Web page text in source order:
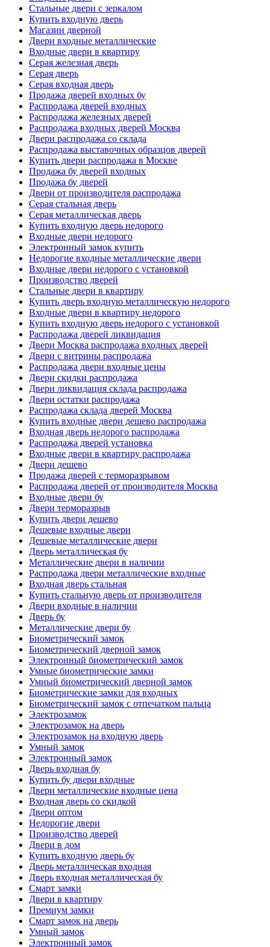
Стальные двери с зеркалом
Купить входную дверь
Магазин дверной
Двери входные металлические
Входные двери в квартиру
Серая железная дверь
Серая дверь
Серая входная дверь
Продажа дверей входных бу
Распродажа дверей входных
Распродажа железных дверей
Распродажа входных дверей Москва
Двери распродажа со склада
Распродажа выставочных образцов дверей
Купить двери распродажа в Москве
Продажа бу дверей входных
Продажа бу дверей
Двери от производителя распродажа
Серая стальная дверь
Серая металлическая дверь
Купить входную дверь недорого
Входные двери недорого
Электронный замок купить
Недорогие входные металлические двери
Входные двери недорого с установкой
Производство дверей
Стальные двери в квартиру
Купить дверь входную металлическую недорого
Входные двери в квартиру недорого
Купить входную дверь недорого с установкой
Распродажа дверей ликвидация
Двери Москва распродажа входных дверей
Двери с витрины распродажа
Распродажа двери входные цены
Двери скидки распродажа
Двери ликвидация склада распродажа
Двери остатки распродажа
Распродажа склада дверей Москва
Купить входные двери дешево распродажа
Входная дверь недорого распродажа
Распродажа дверей установка
Входные двери в квартиру распродажа
Двери дешево
Продажа дверей с терморазрывом
Распродажа дверей от производителя Москва
Входные двери бу
Двери терморазрыв
Купить двери дешево
Дешевые входные двери
Дешевые металлические двери
Дверь металлическая бу
Металлические двери в наличии
Распродажа двери металлические входные
Входная дверь стальная
Купить стальную дверь от производителя
Двери входные в наличии
Дверь бу
Металлические двери бу
Биометрический замок
Биометрический дверной замок
Электронный биометрический замок
Умные биометрические замки
Умный биометрический дверной замок
Биометрические замки для входных
Биометрический замок с отпечатком пальца
Электрозамок
Электрозамок на дверь
Электрозамок на входную дверь
Умный замок
Электронный замок
Дверь входная бу
Купить бу двери входные
Двери металлические входные цена
Входная дверь со скидкой
Двери оптом
Недорогие двери
Производство дверей
Двери в дом
Купить входную дверь бу
Дверь металлическая входная
Дверь входная металлическая бу
Смарт замки
Двери в квартиру
Премиум замки
Смарт замок на дверь
Умный замок
Электронный замок